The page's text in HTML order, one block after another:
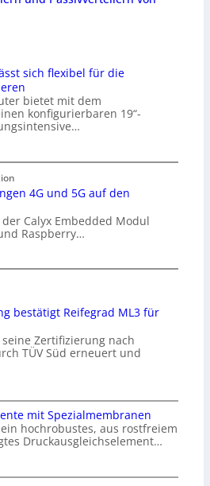
sich flexibel für die
bietet mit dem
konfigurierbaren 19“-
4G und 5G auf den
Calyx Embedded Modul
Raspberry…
bestätigt Reifegrad ML3 für
Zertifizierung nach
TÜV Süd erneuert und
mit Spezialmembranen
hochrobustes, aus rostfreiem
Druckausgleichselement…